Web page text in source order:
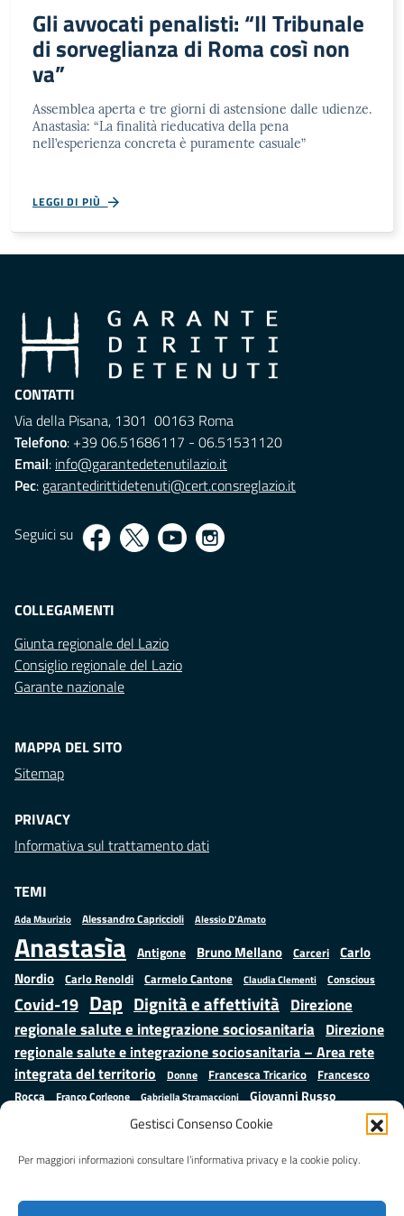
Gestisci Consenso Cookie
Per maggiori informazioni consultare l’informativa privacy e la cookie policy.
Gli avvocati penalisti: “Il Tribunale
di sorveglianza di Roma così non
va”
Assemblea aperta e tre giorni di astensione dalle udienze.
Anastasìa: “La finalità rieducativa della pena
nell’esperienza concreta è puramente casuale”
LEGGI DI PIÙ
CONTATTI
Via della Pisana, 1301 00163 Roma
Telefono: +39 06.51686117 - 06.51531120
Email: info@garantedetenutilazio.it
Pec: garantedirittidetenuti@cert.consreglazio.it
Seguici su
COLLEGAMENTI
Giunta regionale del Lazio
Consiglio regionale del Lazio
Garante nazionale
MAPPA DEL SITO
Sitemap
PRIVACY
Informativa sul trattamento dati
TEMI
Ada Maurizio Alessandro Capriccioli Alessio D'Amato
Anastasìa Antigone Bruno Mellano Carceri
Carlo
Nordio Carlo Renoldi Carmelo Cantone Claudia Clementi Conscious
Covid-19 Dap Dignità e affettività Direzione
regionale salute e integrazione sociosanitaria Direzione
regionale salute e integrazione sociosanitaria – Area rete
integrata del territorio
Donne Francesca Tricarico
Francesco
Rocca
Franco Corleone Gabriella Stramaccioni Giovanni Russo
Giuseppe Emanuele Cangemi Istruzione e cultura
Mauro
Palma ministero della Giustizia Minori Misure
Regione Lazio
Salute Samuele Ciambriello